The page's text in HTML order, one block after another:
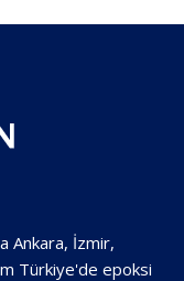
Ankara, İzmir,
Türkiye'de epoksi